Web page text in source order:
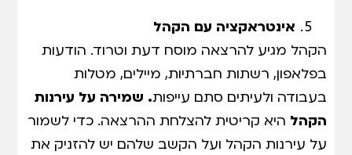
אינטראקציה עם הקהל
הקהל מגיע להרצאה מוסח דעת וטרוד. הודעות
בפלאפון, רשתות חברתיות, מיילים, מטלות
בעבודה ולעיתים סתם עייפות. שמירה על עירנות
הקהל היא קריטית להצלחת ההרצאה. כדי לשמור
על עירנות הקהל ועל הקשב שלהם יש להזניק את